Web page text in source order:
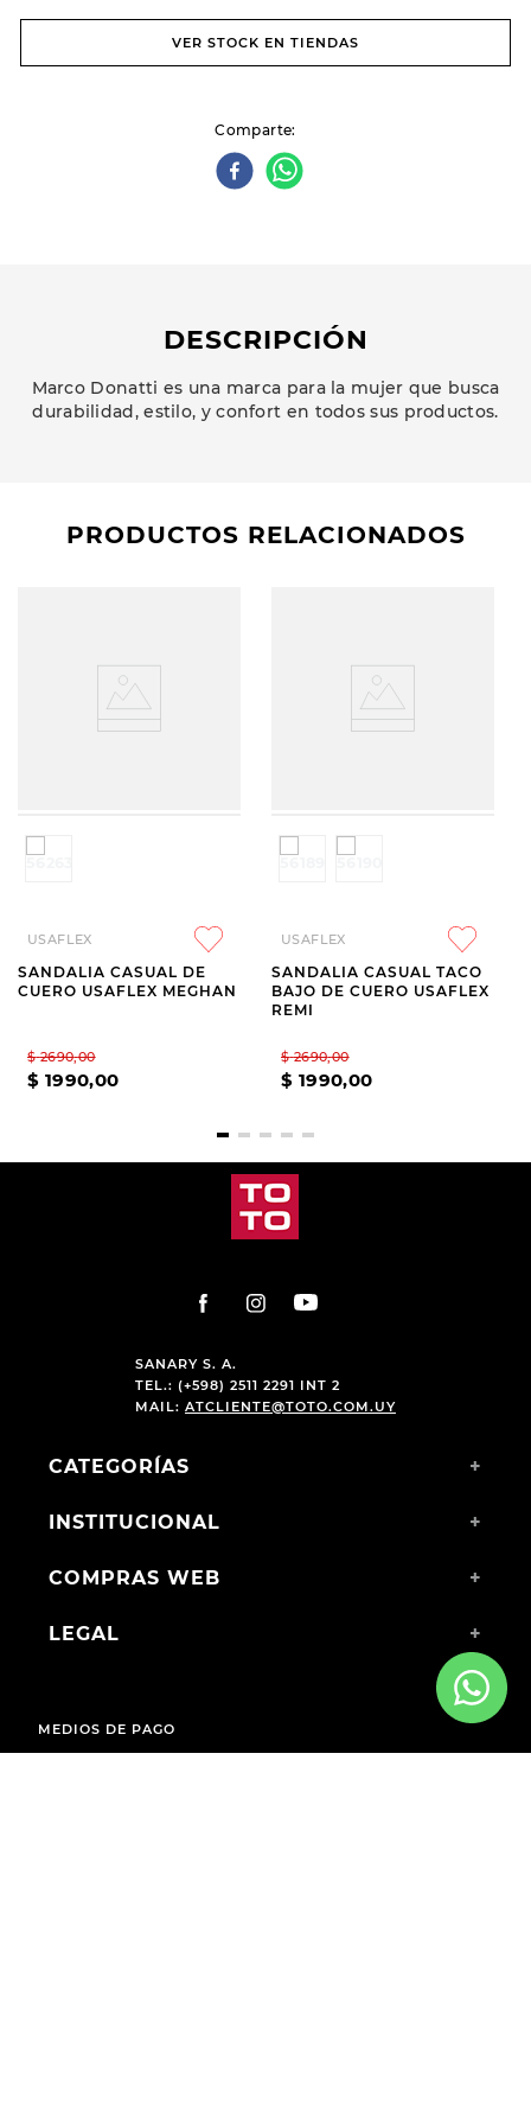
VER STOCK EN TIENDAS
Comparte
DESCRIPCIÓN
Marco Donatti es una marca para la mujer que busca
durabilidad, estilo, y confort en todos sus productos.
PRODUCTOS RELACIONADOS
USAFLEX
SANDALIA CASUAL DE
CUERO USAFLEX MEGHAN
$ 2690,00
$ 1990,00
USAFLEX
SANDALIA CASUAL TACO
BAJO DE CUERO USAFLEX
REMI
$ 2690,00
$ 1990,00
SANARY S. A.
TEL.: (+598) 2511 2291 INT 2
MAIL: ATCLIENTE@TOTO.COM.UY
CATEGORÍAS +
INSTITUCIONAL +
COMPRAS WEB +
LEGAL +
MEDIOS DE PAGO